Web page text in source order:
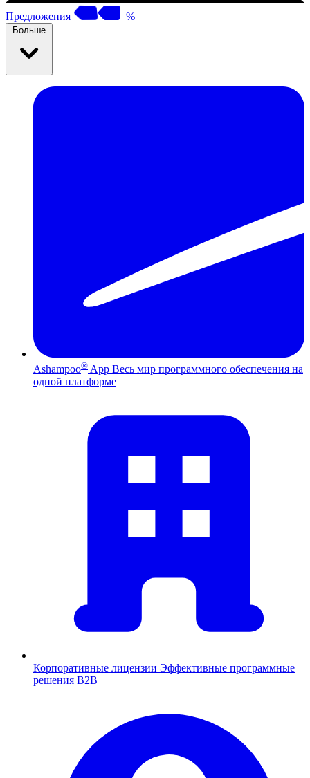
Предложения %
Больше
Ashampoo® App Весь мир программного обеспечения на
одной платформе
Корпоративные лицензии Эффективные программные
решения B2B